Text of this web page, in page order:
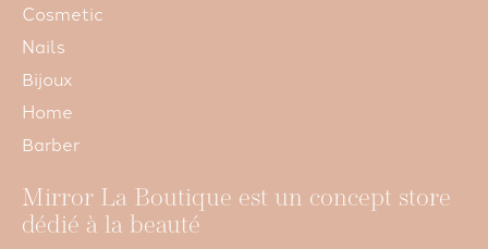
Cosmetic
Nails
Bijoux
Home
Barber
Mirror La Boutique est un concept store
dédié à la beauté